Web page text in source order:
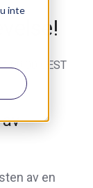
inte
CEST
av en